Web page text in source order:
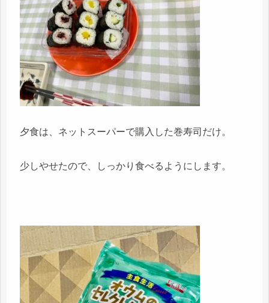
夕食は、ネットスーパーで購入した巻寿司だけ。
少しやせたので、しっかり食べるようにします。